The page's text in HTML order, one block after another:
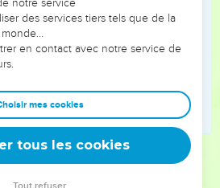
! Oui, nous sommes réduits
que tu as donné à nos ancêtres
fruits et de ses biens !
cause de nos fautes ; ils disposent
et de nos troupeaux, et nous voilà
détresse.
1999 by Biblica, Inc.® Used by permission.
notre service
des services tiers tels que de la
monde…
en contact avec notre service de
mes cookies
tous les cookies